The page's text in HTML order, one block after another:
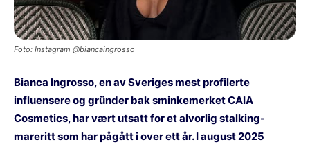
Foto: Instagram @biancaingrosso
Bianca Ingrosso, en av Sveriges mest profilerte
influensere og gründer bak sminkemerket CAIA
Cosmetics, har vært utsatt for et alvorlig stalking-
mareritt som har pågått i over ett år. I august 2025